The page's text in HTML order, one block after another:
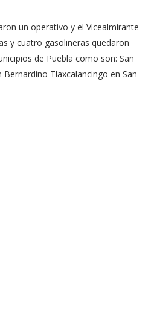
un operativo y el Vicealmirante
y cuatro gasolineras quedaron
de Puebla como son: San
Tlaxcalancingo en San